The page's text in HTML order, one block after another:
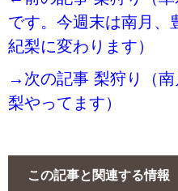
です。今週末は南月、
紀梨に変わります）
→次の記事 梨狩り（南
梨やってます）
この記事と関連する情報